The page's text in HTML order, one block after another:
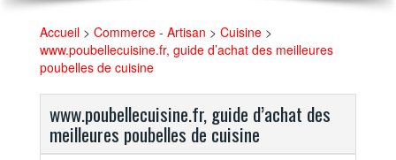
Accueil > Commerce - Artisan > Cuisine >
www.poubellecuisine.fr, guide d’achat des meilleures
poubelles de cuisine
www.poubellecuisine.fr, guide d’achat des
meilleures poubelles de cuisine